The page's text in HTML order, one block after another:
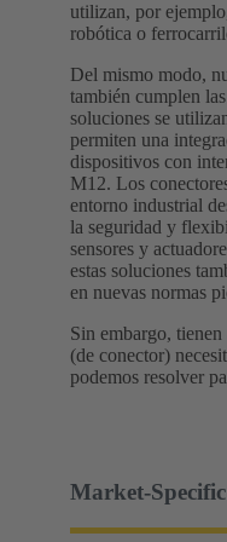
utilizan, por
robótica o
Del mismo modo,
también cumplen
soluciones se
permiten una
dispositivos con
M12. Los
entorno industrial
la seguridad y
sensores y
estas soluciones
en nuevas normas
Sin embargo,
(de conector)
podemos resolver
Market-